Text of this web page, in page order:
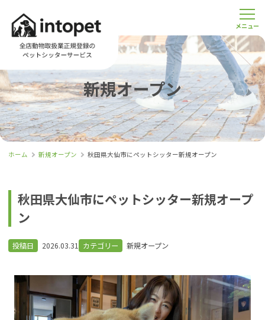
新規オープン
ホーム 新規オープン 秋田県大仙市にペットシッター新規オープン
秋田県大仙市にペットシッター新規オープ
ン
投稿日 2026.03.31 カテゴリー 新規オープン